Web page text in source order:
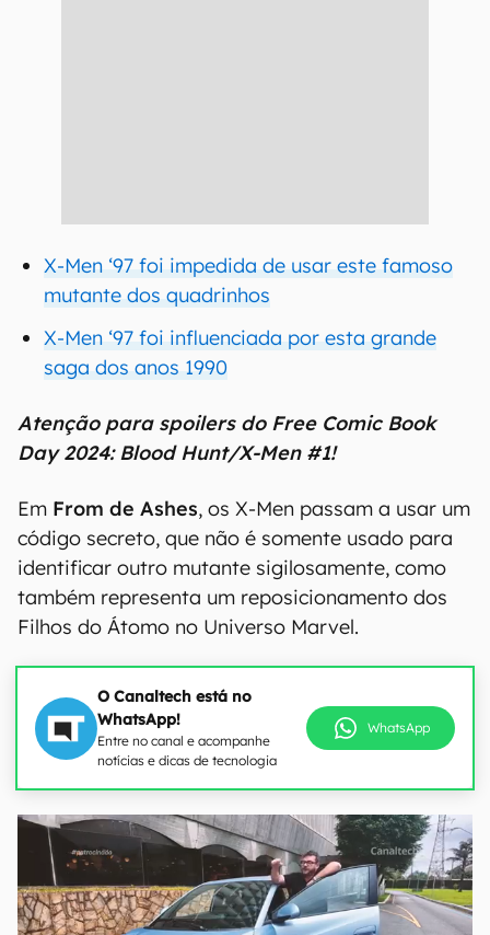
X-Men ‘97 foi impedida de usar este famoso
mutante dos quadrinhos
X-Men ‘97 foi influenciada por esta grande
saga dos anos 1990
Atenção para spoilers do Free Comic Book
Day 2024: Blood Hunt/X-Men #1!
Em From de Ashes, os X-Men passam a usar um
código secreto, que não é somente usado para
identificar outro mutante sigilosamente, como
também representa um reposicionamento dos
Filhos do Átomo no Universo Marvel.
O Canaltech está no
WhatsApp!
Entre no canal e acompanhe
notícias e dicas de tecnologia
WhatsApp